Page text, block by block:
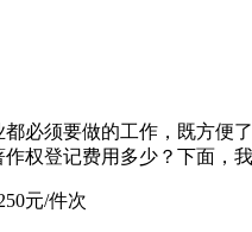
必须要做的工作，既方便
权登记费用多少？下面，
元/件次